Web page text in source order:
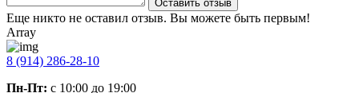
Оставить отзыв
Еще никто не оставил отзыв. Вы можете быть первым!
Array
8 (914) 286-28-10
Пн-Пт: с 10:00 до 19:00